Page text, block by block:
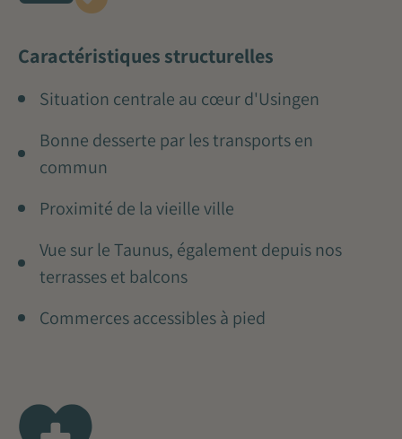
Caractéristiques structurelles
Situation centrale au cœur d'Usingen
Bonne desserte par les transports en
commun
Proximité de la vieille ville
Vue sur le Taunus, également depuis nos
terrasses et balcons
Commerces accessibles à pied